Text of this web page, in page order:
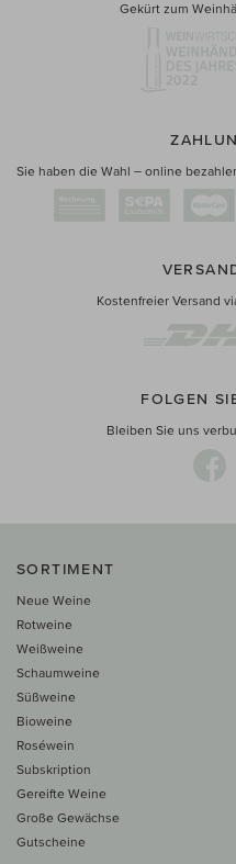
Gekürt zum
Sie haben die Wahl – online
Kostenfreier Versand
FOLGEN
Bleiben Sie uns
SORTIMENT
Neue Weine
Rotweine
Weißweine
Schaumweine
Süßweine
Bioweine
Roséwein
Subskription
Gereifte Weine
Große Gewächse
Gutscheine